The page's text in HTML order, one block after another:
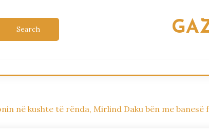
në kushte të rënda, Mirlind Daku bën me banesë